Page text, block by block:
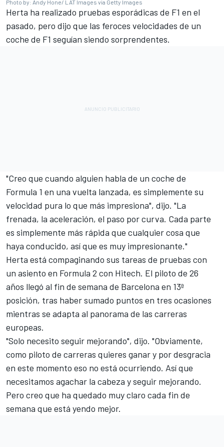
Photo by: Andy Hone/ LAT Images via Getty Images
Herta ha realizado pruebas esporádicas de F1 en el
pasado, pero dijo que las feroces velocidades de un
coche de F1 seguían siendo sorprendentes.
"Creo que cuando alguien habla de un coche de
Formula 1 en una vuelta lanzada, es simplemente su
velocidad pura lo que más impresiona", dijo. "La
frenada, la aceleración, el paso por curva. Cada parte
es simplemente más rápida que cualquier cosa que
haya conducido, así que es muy impresionante."
Herta está compaginando sus tareas de pruebas con
un asiento en Formula 2 con Hitech. El piloto de 26
años llegó al fin de semana de Barcelona en 13ª
posición, tras haber sumado puntos en tres ocasiones
mientras se adapta al panorama de las carreras
europeas.
"Solo necesito seguir mejorando", dijo. "Obviamente,
como piloto de carreras quieres ganar y por desgracia
en este momento eso no está ocurriendo. Así que
necesitamos agachar la cabeza y seguir mejorando.
Pero creo que ha quedado muy claro cada fin de
semana que está yendo mejor.